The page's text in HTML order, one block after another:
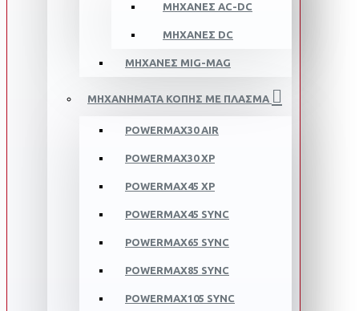
ΜΗΧΑΝΈΣ AC-DC
ΜΗΧΑΝΈΣ DC
ΜΗΧΑΝΈΣ MIG-MAG
ΜΗΧΑΝΗΜΑΤΑ ΚΟΠΗΣ ΜΕ ΠΛΑΣΜA
POWERMAX30 AIR
POWERMAX30 XP
POWERMAX45 XP
POWERMAX45 SYNC
POWERMAX65 SYNC
POWERMAX85 SYNC
POWERMAX105 SYNC